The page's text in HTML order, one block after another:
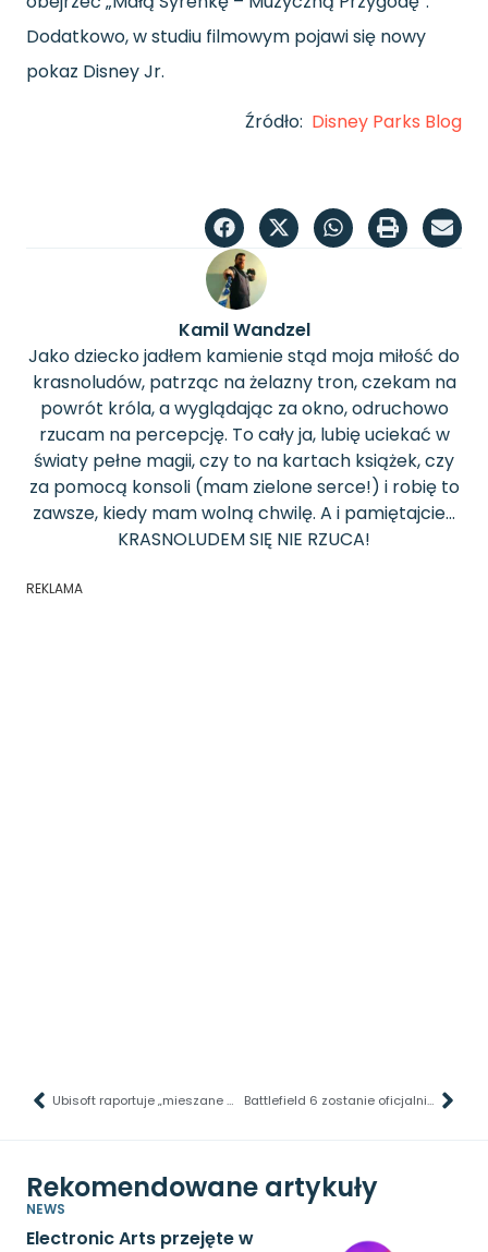
Dodatkowo, w studiu filmowym pojawi się nowy
pokaz Disney Jr.
Źródło: Disney Parks Blog
Kamil Wandzel
Jako dziecko jadłem kamienie stąd moja miłość do
krasnoludów, patrząc na żelazny tron, czekam na
powrót króla, a wyglądając za okno, odruchowo
rzucam na percepcję. To cały ja, lubię uciekać w
światy pełne magii, czy to na kartach książek, czy
za pomocą konsoli (mam zielone serce!) i robię to
zawsze, kiedy mam wolną chwilę. A i pamiętajcie...
KRASNOLUDEM SIĘ NIE RZUCA!
REKLAMA
Ubisoft raportuje „mieszane wyniki” finansowe Battlefield 6 zostanie oficjalnie zaprezentowany jeszcze w tym tygodniu
Rekomendowane artykuły
NEWS
Electronic Arts przejęte w